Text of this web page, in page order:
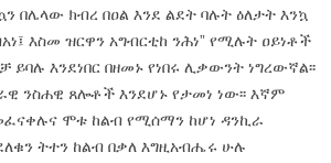
በሌላው ክብረ በዐል እንደ ልደት ባሉት ዕለታት እንኳ
እስመ ዝርዋን አግብርቲከ ንሕነ” የሚሉት ዐይነቶች
እንደነበር በዘመኑ የነበሩ ሊቃውንት ነግረውኛል፡፡
ንስሐዊ ጸሎቶች እንደሆኑ የታመነ ነው፡፡ እኛም
ሞቱ ከልብ የሚሰማን ከሆነ ዳንኪራ
ትተን ከልብ በቃለ እግዚአብሔሩ ሁሉ